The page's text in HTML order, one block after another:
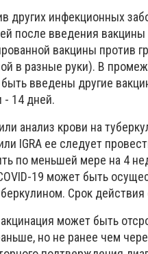
других инфекционных
после введения
вакцины против
в разные руки). В
быть введены другие
- 14 дней.
анализ крови на
IGRA ее следует
по меньшей мере на 4
19 может быть
Срок
может быть
но не ранее чем